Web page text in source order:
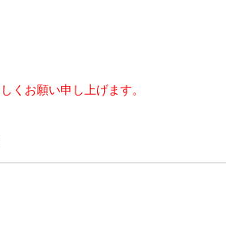
くお願い申し上げます。